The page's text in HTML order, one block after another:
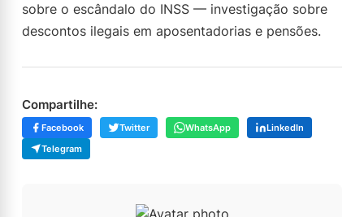
sobre o escândalo do INSS — investigação sobre
descontos ilegais em aposentadorias e pensões.
Compartilhe:
Facebook Twitter WhatsApp
LinkedIn
Telegram